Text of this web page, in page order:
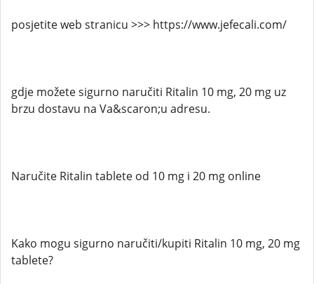
posjetite web stranicu >>> https://www.jefecali.com/
gdje možete sigurno naručiti Ritalin 10 mg, 20 mg uz
brzu dostavu na Va&scaron;u adresu.
Naručite Ritalin tablete od 10 mg i 20 mg online
Kako mogu sigurno naručiti/kupiti Ritalin 10 mg, 20 mg
tablete?